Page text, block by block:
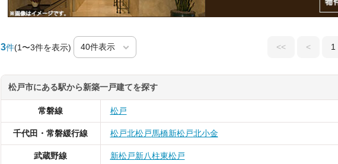
3件(1〜3件を表示) << < 1
松戸市にある駅から新築一戸建てを探す
常磐線 松戸
千代田・常磐緩行線 松戸北松戸馬橋新松戸北小金
武蔵野線 新松戸新八柱東松戸